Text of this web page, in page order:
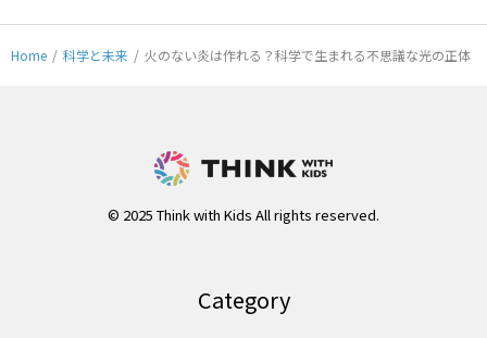
Home / 科学と未来 / 火のない炎は作れる？科学で生まれる不思議な光の正体
© 2025 Think with Kids All rights reserved.
Category